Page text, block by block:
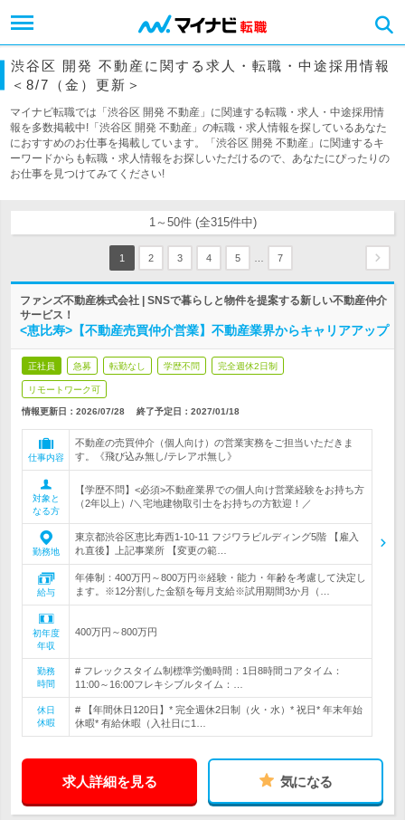
渋谷区 開発 不動産に関する求人・転職・中途採用情報
＜8/7（金）更新＞
マイナビ転職では「渋谷区 開発 不動産」に関連する転職・求人・中途採用情
報を多数掲載中!「渋谷区 開発 不動産」の転職・求人情報を探しているあなた
におすすめのお仕事を掲載しています。「渋谷区 開発 不動産」に関連するキ
ーワードからも転職・求人情報をお探しいただけるので、あなたにぴったりの
お仕事を見つけてみてください!
1～50件 (全315件中)
1 2 3 4 5 7
ファンズ不動産株式会社 | SNSで暮らしと物件を提案する新しい不動産仲介
サービス！
<恵比寿>【不動産売買仲介営業】不動産業界からキャリアアップ
正社員 急募 転勤なし 学歴不問 完全週休2日制
リモートワーク可
情報更新日：2026/07/28 終了予定日： 2027/01/18
仕事内容
不動産の売買仲介（個人向け）の営業実務をご担当いただきま
す。《飛び込み無し/テレアポ無し》
対象と
なる方
【学歴不問】<必須>不動産業界での個人向け営業経験をお持ち方
（2年以上）/＼宅地建物取引士をお持ちの方歓迎！／
勤務地
東京都渋谷区恵比寿西1-10-11 フジワラビルディング5階 【雇入
れ直後】上記事業所 【変更の範…
給与
年俸制：400万円～800万円※経験・能力・年齢を考慮して決定し
ます。※12分割した金額を毎月支給※試用期間3か月（…
初年度
年収
400万円～800万円
勤務
時間
# フレックスタイム制標準労働時間：1日8時間コアタイム：
11:00～16:00フレキシブルタイム：…
休日
休暇
# 【年間休日120日】* 完全週休2日制（火・水）* 祝日* 年末年始
休暇* 有給休暇（入社日に1…
求人詳細を見る 気になる